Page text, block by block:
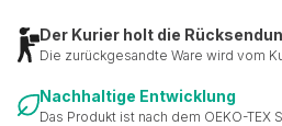
Der Kurier holt die
Die zurückgesandte Ware wird vom
Nachhaltige Entwicklung
Das Produkt ist nach dem OEKO-TEX